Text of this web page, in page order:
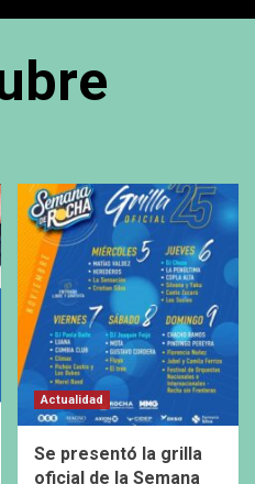
Actualidad
Se presentó la grilla
oficial de la Semana